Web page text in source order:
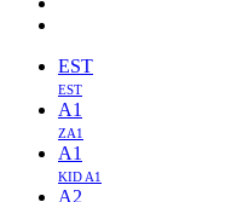
EST
EST
A1
ZA1
A1
KID A1
A2